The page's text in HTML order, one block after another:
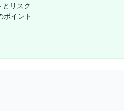
とリスク
ポイント